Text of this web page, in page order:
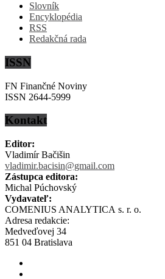
Slovník
Encyklopédia
RSS
Redakčná rada
ISSN
FN Finančné Noviny
ISSN 2644-5999
Kontakt
Editor:
Vladimír Bačišin
vladimir.bacisin@gmail.com
Zástupca editora:
Michal Púchovský
Vydavateľ:
COMENIUS ANALYTICA s. r. o.
Adresa redakcie:
Medveďovej 34
851 04 Bratislava